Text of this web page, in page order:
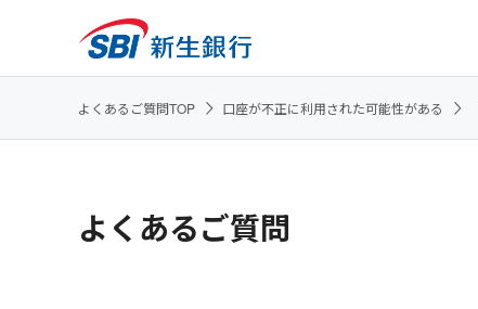
よくあるご質問TOP 口座が不正に利用された可能性がある
よくあるご質問